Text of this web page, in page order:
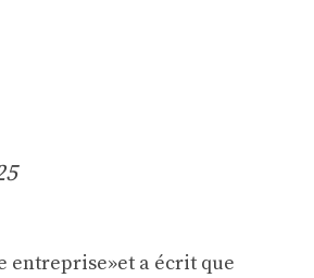
entreprise»et a écrit que